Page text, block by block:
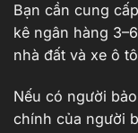
Bạn cần cung
kê ngân hàng
nhà đất và xe ô
Nếu có người
chính của người